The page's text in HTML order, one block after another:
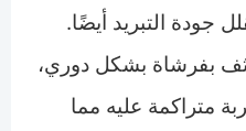
جودة التبريد أيضًا.
بفرشاة بشكل دوري،
متراكمة عليه مما